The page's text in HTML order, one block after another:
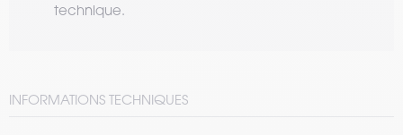
technique.
INFORMATIONS TECHNIQUES